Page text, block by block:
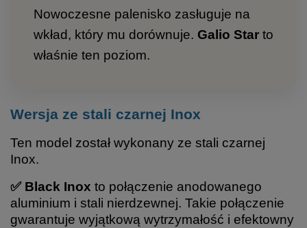
Nowoczesne palenisko zasługuje na
wkład, który mu dorównuje. Galio Star to
właśnie ten poziom.
Wersja ze stali czarnej Inox
Ten model został wykonany ze stali czarnej
Inox.
✅ Black Inox to połączenie anodowanego
aluminium i stali nierdzewnej. Takie połączenie
gwarantuje wyjątkową wytrzymałość i efektowny